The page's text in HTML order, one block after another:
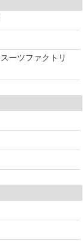
ーツファクトリ